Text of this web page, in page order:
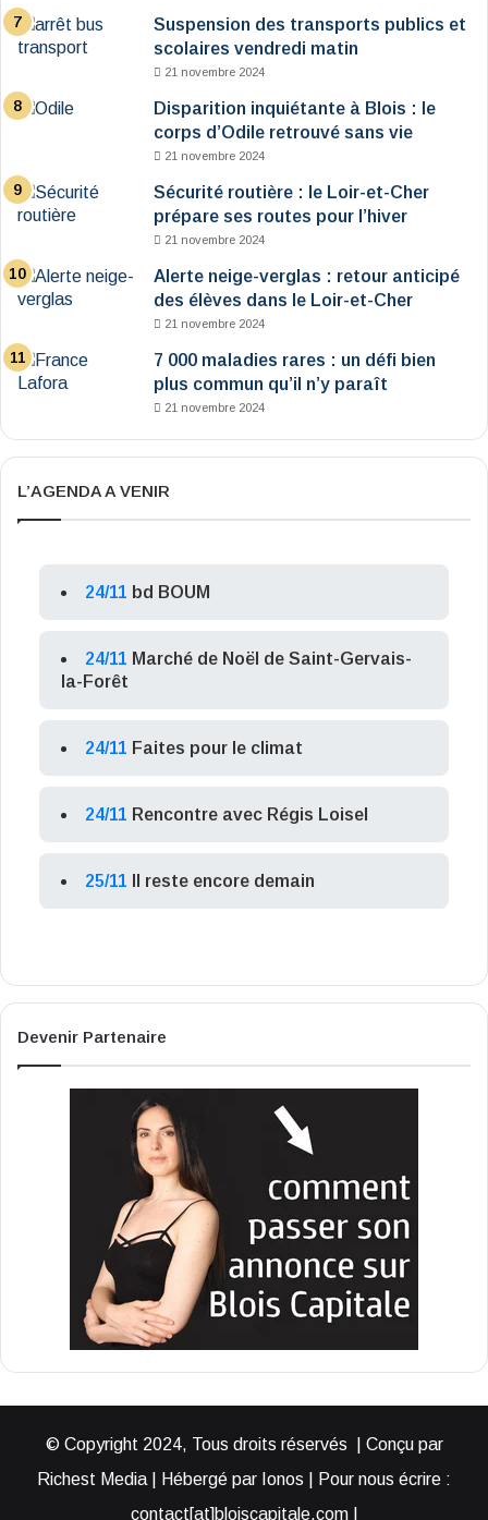
Suspension des transports publics et
scolaires vendredi matin
21 novembre 2024
Disparition inquiétante à Blois : le
corps d’Odile retrouvé sans vie
21 novembre 2024
Sécurité routière : le Loir-et-Cher
prépare ses routes pour l’hiver
21 novembre 2024
Alerte neige-verglas : retour anticipé
des élèves dans le Loir-et-Cher
21 novembre 2024
7 000 maladies rares : un défi bien
plus commun qu’il n’y paraît
21 novembre 2024
L’AGENDA A VENIR
24/11 bd BOUM
24/11 Marché de Noël de Saint-Gervais-
la-Forêt
24/11 Faites pour le climat
24/11 Rencontre avec Régis Loisel
25/11 Il reste encore demain
Devenir Partenaire
© Copyright 2024, Tous droits réservés | Conçu par
Richest Media | Hébergé par Ionos | Pour nous écrire :
contact[at]bloiscapitale.com |